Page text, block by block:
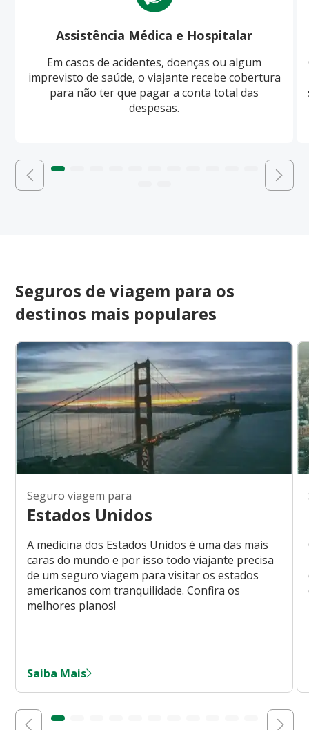
Assistência Médica e Hospitalar
Em casos de acidentes, doenças ou algum
imprevisto de saúde, o viajante recebe cobertura
para não ter que pagar a conta total das
despesas.
Seguros de viagem para os
destinos mais populares
Seguro viagem para
Estados Unidos
A medicina dos Estados Unidos é uma das mais
caras do mundo e por isso todo viajante precisa
de um seguro viagem para visitar os estados
americanos com tranquilidade. Confira os
melhores planos!
Saiba Mais